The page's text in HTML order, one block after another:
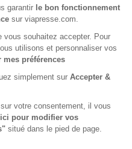
Variation
6